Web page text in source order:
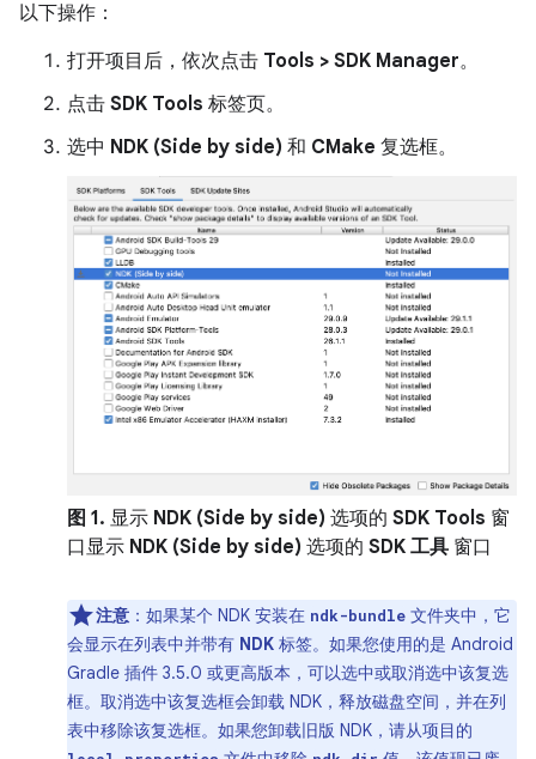
以下操作：
打开项目后，依次点击 Tools > SDK Manager。
点击 SDK Tools 标签页。
选中 NDK (Side by side) 和 CMake 复选框。
图 1. 显示 NDK (Side by side) 选项的 SDK Tools 窗
口显示 NDK (Side by side) 选项的 SDK 工具 窗口
注意 ： 如果某个 NDK 安装在 ndk-bundle 文件夹中，它
会显示在列表中并带有 NDK 标签。如果您使用的是 Android
Gradle 插件 3.5.0 或更高版本，可以选中或取消选中该复选
框。取消选中该复选框会卸载 NDK，释放磁盘空间，并在列
表中移除该复选框。如果您卸载旧版 NDK，请从项目的